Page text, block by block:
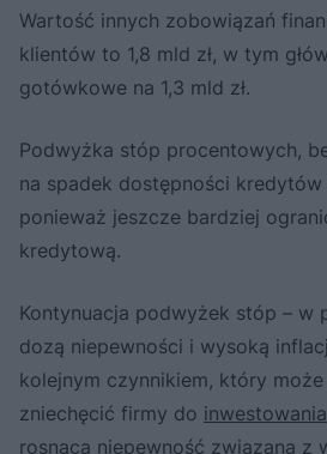
Wartość innych zobowiązań
klientów to 1,8 mld zł, w tym
gotówkowe na 1,3 mld zł.
Podwyżka stóp procentowych,
na spadek dostępności
ponieważ jeszcze bardziej
kredytową.
Kontynuacja podwyżek stóp – w
dozą niepewności i wysoką
kolejnym czynnikiem, który
zniechęcić firmy do inwestowania
rosnąca niepewność związana z